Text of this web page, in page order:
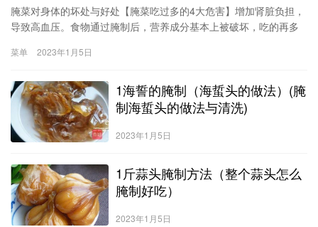
腌菜对身体的坏处与好处【腌菜吃过多的4大危害】增加肾脏负担，
导致高血压。食物通过腌制后，营养成分基本上被破坏，吃的再多
的含盐量过高，而身体里的盐过高，就会影响身体的水平衡，导致
菜单 2023年1月5日
1海誓的腌制（海蜇头的做法）(腌
制海蜇头的做法与清洗)
2023年1月5日
1斤蒜头腌制方法（整个蒜头怎么
腌制好吃）
2023年1月5日